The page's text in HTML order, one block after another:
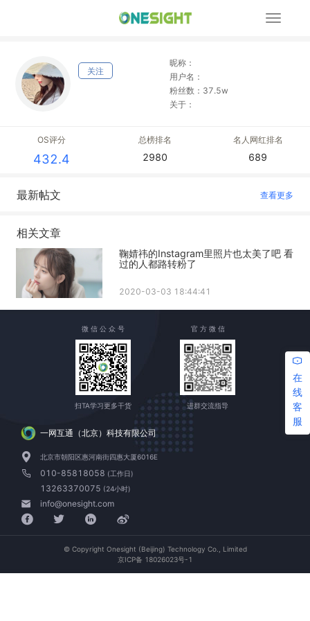
展
关注
昵称：
用户名：
粉丝数：37.5w
关于：
OS评分
432.4
总榜排名
2980
名人网红排名
689
最新帖文 查看更多
相关文章
鞠婧祎的Instagram里照片也太美了吧 看
过的人都路转粉了
2020-03-03 18:44:41
在
线
客
服
一网互通（北京）科技有限公司
北京市朝阳区惠河南街四惠大厦6016E
010-85818058 (工作日)
13263370075 (24小时)
info@onesight.com
微 信 公 众 号
扫TA学习更多干货
官 方 微 信
进群交流指导
© Copyright Onesight (Beijing) Technology Co., Limited
京ICP备 18026023号-1